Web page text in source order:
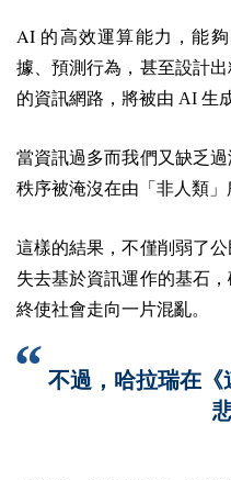
AI 的高效運算能力，能
據、預測行為，甚至設計
的資訊網路，將被由 AI 生
當資訊過多而我們又缺乏
秩序被淹沒在由「非人類」
這樣的結果，不僅削弱了
失去基於資訊運作的基石
終使社會走向一片混亂。
不過，哈拉瑞在